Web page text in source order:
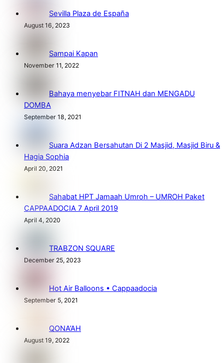
Sevilla Plaza de España
August 16, 2023
Sampai Kapan
November 11, 2022
Bahaya menyebar FITNAH dan MENGADU
DOMBA
September 18, 2021
Suara Adzan Bersahutan Di 2 Masjid, Masjid Biru &
Hagia Sophia
April 20, 2021
Sahabat HPT Jamaah Umroh – UMROH Paket
CAPPAADOCIA 7 April 2019
April 4, 2020
TRABZON SQUARE
December 25, 2023
Hot Air Balloons • Cappaadocia
September 5, 2021
QONA’AH
August 19, 2022